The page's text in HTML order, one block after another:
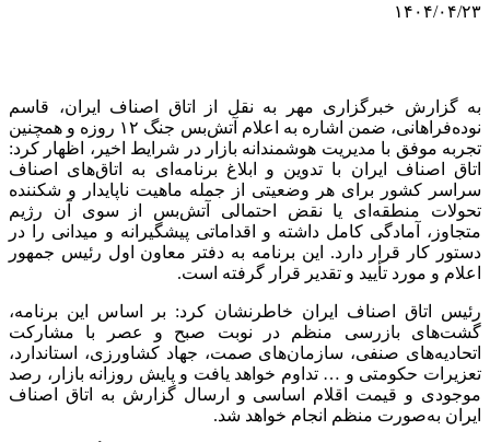
۱۴۰۴/۰۴/۲۳
به گزارش خبرگزاری مهر به نقل از اتاق اصناف ایران، قاسم
نوده‌فراهانی، ضمن اشاره به اعلام آتش‌بس جنگ ۱۲ روزه و همچنین
تجربه موفق با مدیریت هوشمندانه بازار در شرایط اخیر، اظهار کرد:
اتاق اصناف ایران با تدوین و ابلاغ برنامه‌ای به اتاق‌های اصناف
سراسر کشور برای هر وضعیتی از جمله ماهیت ناپایدار و شکننده
تحولات منطقه‌ای یا نقض احتمالی آتش‌بس از سوی آن رژیم
متجاوز، آمادگی کامل داشته و اقداماتی پیشگیرانه و میدانی را در
دستور کار قرار دارد. این برنامه به دفتر معاون اول رئیس جمهور
اعلام و مورد تأیید و تقدیر قرار گرفته است.
رئیس اتاق اصناف ایران خاطرنشان کرد: بر اساس این برنامه،
گشت‌های بازرسی منظم در نوبت صبح و عصر با مشارکت
اتحادیه‌های صنفی، سازمان‌های صمت، جهاد کشاورزی، استاندارد،
تعزیرات حکومتی و … تداوم خواهد یافت و پایش روزانه بازار، رصد
موجودی و قیمت اقلام اساسی و ارسال گزارش به اتاق اصناف
ایران به‌صورت منظم انجام خواهد شد.